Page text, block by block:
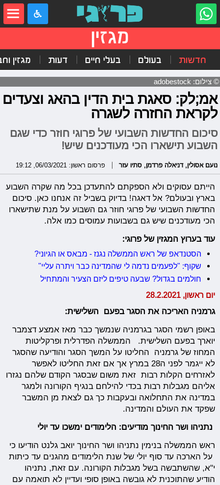
מגזין
חדשות בעולם בעלי חיים דעות מגזין
© צילום: adobestock
אמ;לק: סאגת בית הדין בהאג וצעדים
לקראת החזרה לשגרה
סיכום החדשות השבועי של פרוגי חוזר כדי שגם
השבוע תישארו הכי מעודכנים שיש!
נועם אסולין,דניאלה פרדמן, סתיו עזר פרסום ראשון: 06/03/2021, 19:12
הייתם עסוקים ולא הספקתם להתעדכן בכל מה שקרה השבוע
בארץ ובעולם? אל דאגה! בדיוק בשביל זה אנחנו כאן. סיכום
החדשות השבועי של פרוגי חוזר גם השבוע על מנת שתישארו
הכי מעודכנים שיש גם בשבועות עמוסים כמו אלה.
עוד בערוץ המגזין של פרוגי:
הסטנדאפ של ראש הממשלה נגנז - מבאס או הגיוני?
שקוף: "לפעמים נדמה לי שהמדינה כבר ויתרה עליי"
חולמים בגדול? שבעה טיפים ליזם הצעיר והמתחיל
יום ראשון, 28.2.2021
גרמניה האריכה את הסגר בפעם השלישית:
באופן רשמי הסגר בגרמניה שנמשך כבר מאז אמצע דצמבר
יוארך בפעם השלישית. הממשלה הפדרלית ופרקליטות
המחוז של גרמניה החליטו על המשך הסגר והודיעה שהסגר
לא ייגמר לפני ה28 במרץ אך אם זאת החליטו לאפשר
לאזרחים הקלות רבות זאת משום שבסגר הקודם שלהם נגזרו
אליהם מגבלות רבות בכדי להילחם בנגיף הקורונה ולמגר
במדינה את התחלואה ובעקבות כך גם לצאת מן המשבר
שפקד את העולם והמדינה.
נתניהו ושר החינוך מודיעים: הלימודים ימשכו עד יולי
ראש הממשלה בנימין נתניהו ושר החינוך יואב גלנט הודיעו כי
על הארכה עד סוף יולי של שנת הלימודים מהגנים עד כיתות
י"א, שהשתבשה בשל מגבלות הקורונה. עם זאת, נתניהו
הודיע שהתוכנית לא גובשה באופן סופי ועדיין לא תואמה עם